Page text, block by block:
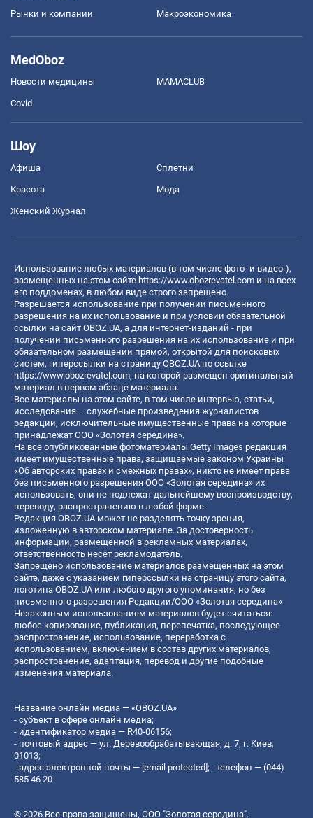
Рынки и компании Mакроэкономика
MedOboz
Новости медицины MAMACLUB
Covid
Шоу
Афиша Сплетни
Красота Мода
Женский Журнал
Использование любых материалов (в том числе фото- и видео-),
размещенных на этом сайте https://www.obozrevatel.com и на всех
его поддоменах, в любом виде строго запрещено.
Разрешается использование при получении письменного
разрешения на их использование и при условии обязательной
ссылки на сайт OBOZ.UA, а для интернет-изданий - при
получении письменного разрешения на их использование и при
обязательном размещении прямой, открытой для поисковых
систем, гиперссылки на страницу OBOZ.UA по ссылке
https://www.obozrevatel.com, на которой размещен оригинальный
материал в первом абзаце материала.
Все материалы на этом сайте, в том числе интервью, статьи,
исследования – служебные произведения журналистов
редакции, исключительные имущественные права на которые
принадлежат ООО «Золотая середина».
На все опубликованные фотоматериалы Getty Images редакция
имеет имущественные права, защищаемые законом Украины
«Об авторских правах и смежных правах», никто не имеет права
без письменного разрешения ООО «Золотая середина» их
использовать, они не подлежат дальнейшему воспроизводству,
переводу, распространению в любой форме.
Редакция OBOZ.UA может не разделять точку зрения,
изложенную в авторском материале. За достоверность
информации, размещенной в рекламных материалах,
ответственность несет рекламодатель.
Запрещено использование материалов размещенных на этом
сайте, даже с указанием гиперссылки на страницу этого сайта,
логотипа OBOZ.UA или любого другого упоминания, но без
письменного разрешения Редакции/ООО «Золотая середина»
Незаконным использованием материалов будет считаться:
любое копирование, публикация, перепечатка, последующее
распространение, использование, переработка с
использованием, включением в состав других материалов,
распространение, адаптация, перевод и другие подобные
изменения материала.
Название онлайн медиа — «OBOZ.UA»
- субъект в сфере онлайн медиа;
- идентификатор медиа — R40-06156;
- почтовый адрес — ул. Деревообрабатывающая, д. 7, г. Киев,
01013;
- адрес электронной почты — [email protected]; - телефон — (044)
585 46 20
© 2026 Все права защищены, ООО "Золотая середина".